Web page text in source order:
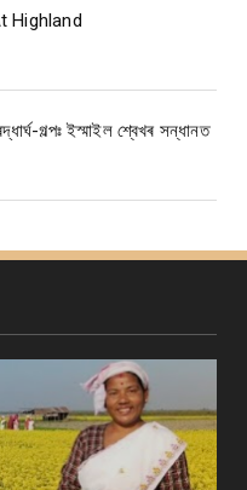
Highland
গল্পঃ ইস্মাইল শ্বেখৰ সন্ধানত